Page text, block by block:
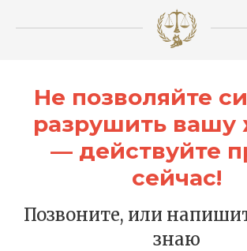
Не позволяйте
разрушить вашу
— действуйте
сейчас!
Позвоните, или
знаю